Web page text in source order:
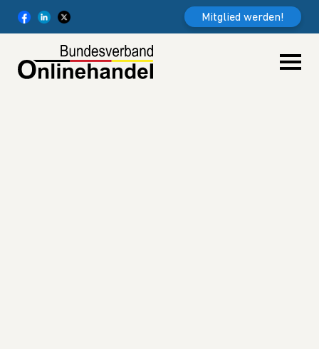
Mitglied werden!